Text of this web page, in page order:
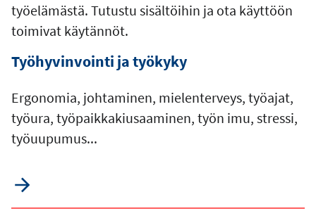
työelämästä. Tutustu sisältöihin ja ota käyttöön
toimivat käytännöt.
Työhyvinvointi ja työkyky
Ergonomia, johtaminen, mielenterveys, työajat,
työura, työpaikkakiusaaminen, työn imu, stressi,
työuupumus...